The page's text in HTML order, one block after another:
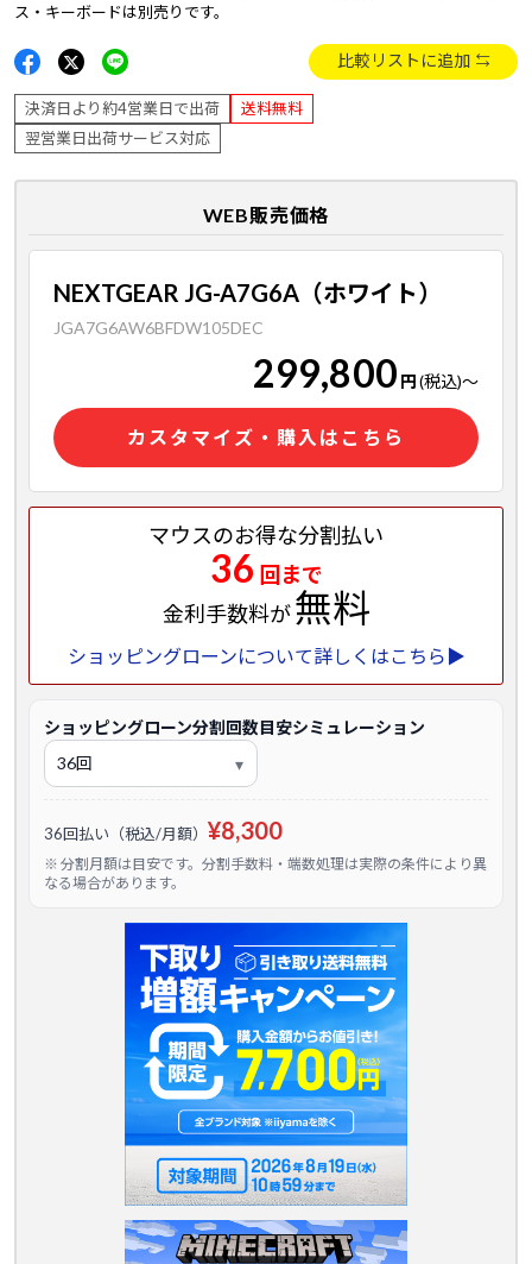
ス・キーボードは別売りです。
比較リストに追加
決済日より約4営業日で出荷
送料無料
翌営業日出荷サービス対応
WEB販売価格
NEXTGEAR JG-A7G6A（ホワイト）
JGA7G6AW6BFDW105DEC
299,800 円(税込)～
カスタマイズ・購入はこちら
マウスのお得な分割払い
36 回まで
金利手数料が無料
ショッピングローンについて詳しくはこちら▶
ショッピングローン分割回数目安シミュレーション
36回払い（税込/月額） ¥8,300
※ 分割月額は目安です。分割手数料・端数処理は実際の条件により異
なる場合があります。